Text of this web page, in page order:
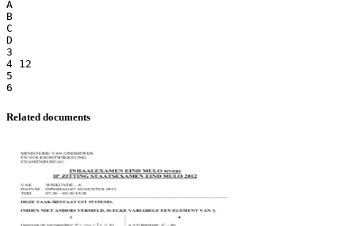
A
B
C
D
3
4 12
5
Related documents